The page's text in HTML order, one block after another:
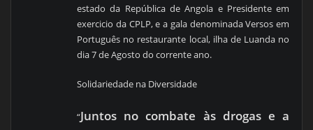
estado da República de Angola e Presidente em
exercicio da CPLP, e a gala denominada Versos em
Português no restaurante local, ilha de Luanda no
dia 7 de Agosto do corrente ano.
Solidariedade na Diversidade
“Juntos no combate às drogas e a